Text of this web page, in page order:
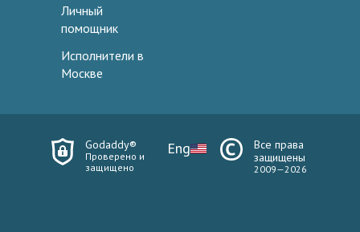
Личный
помощник
Исполнители в
Москве
Godaddy®
Проверено и
защищено
Eng
Все права
защищены
2009—2026